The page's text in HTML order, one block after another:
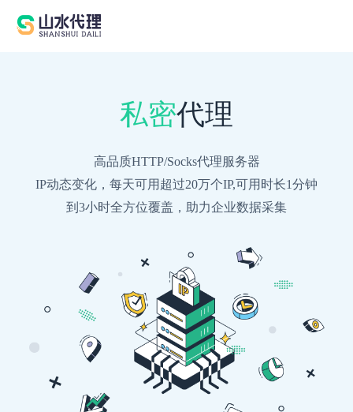
私密代理
高品质HTTP/Socks代理服务器
IP动态变化，每天可用超过20万个IP,可用时长1分钟
到3小时全方位覆盖，助力企业数据采集